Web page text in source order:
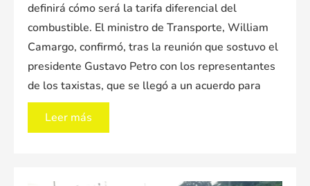
definirá cómo será la tarifa diferencial del
combustible. El ministro de Transporte, William
Camargo, confirmó, tras la reunión que sostuvo el
presidente Gustavo Petro con los representantes
de los taxistas, que se llegó a un acuerdo para
Taxistas
tendrán
Leer más